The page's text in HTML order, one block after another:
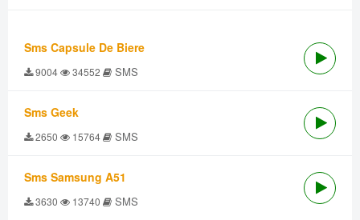
Sms Capsule De Biere
9004 34552 SMS
Sms Geek
2650 15764 SMS
Sms Samsung A51
3630 13740 SMS